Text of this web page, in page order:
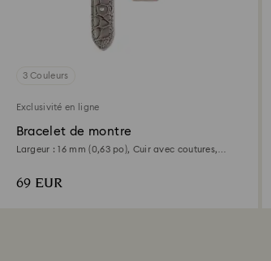
3 Couleurs
Exclusivité en ligne
Bracelet de montre
Largeur : 16 mm (0,63 po), Cuir avec coutures,
69 EUR